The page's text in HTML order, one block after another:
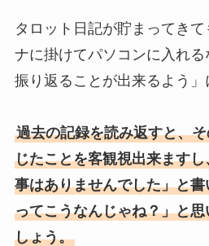
タロット日記が貯まってき
ナに掛けてパソコンに入れ
振り返ることが出来るよう」
過去の記録を読み返すと、
じたことを客観視出来ます
事はありませんでした」と
ってこうなんじゃね？」と
しょう。